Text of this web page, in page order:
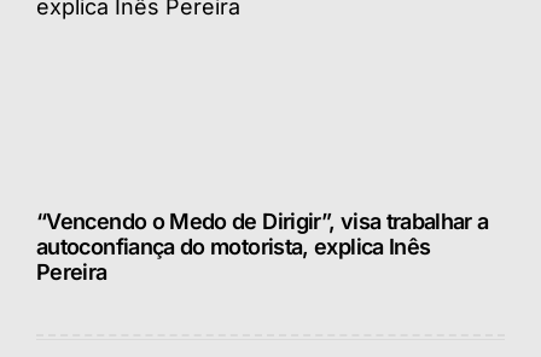
“Vencendo o Medo de Dirigir”, visa trabalhar a
autoconfiança do motorista, explica Inês
Pereira